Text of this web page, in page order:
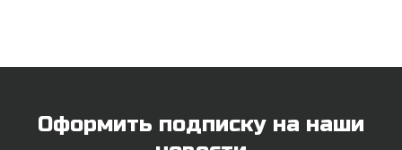
Оформить подписку на наши